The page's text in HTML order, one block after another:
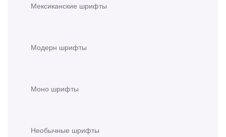
Мексиканские шрифты
Модерн шрифты
Моно шрифты
Необычные шрифты